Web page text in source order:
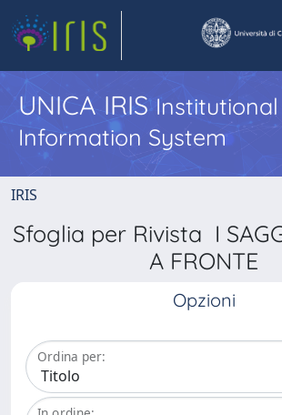
UNICA IRIS
Information System
IRIS
Sfoglia per Rivista I
A FRONTE
Opzioni
Ordina per: